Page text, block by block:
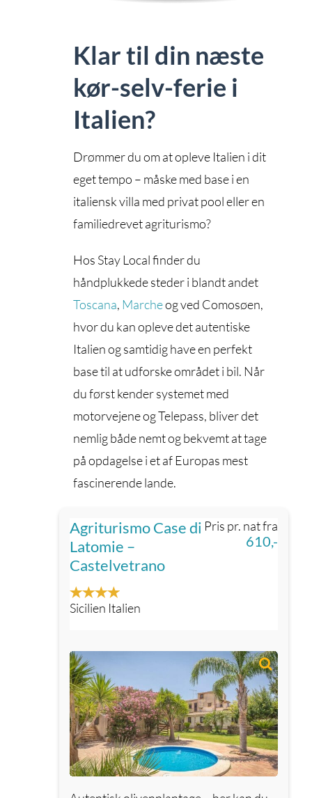
Klar til din næste
kør-selv-ferie i
Italien?
Drømmer du om at opleve Italien i dit
eget tempo – måske med base i en
italiensk villa med privat pool eller en
familiedrevet agriturismo?
Hos Stay Local finder du
håndplukkede steder i blandt andet
Toscana, Marcheog ved Comosøen,
hvor du kan opleve det autentiske
Italien og samtidig have en perfekt
base til at udforske området i bil. Når
du først kender systemet med
motorvejene og Telepass, bliver det
nemlig både nemt og bekvemt at tage
på opdagelse i et af Europas mest
fascinerende lande.
Pris pr. nat fra
610,-
Agriturismo Case di
Latomie –
Castelvetrano
Sicilien Italien